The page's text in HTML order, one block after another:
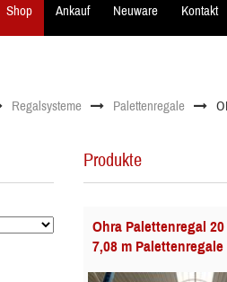
Shop Ankauf Neuware Kontakt
Regalsysteme Palettenregale
Produkte
Ohra Palettenregal
7,08 m